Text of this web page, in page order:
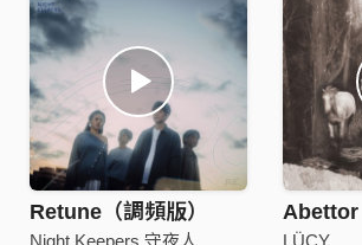
Retune（調頻版）
Night Keepers 守夜人
Abettor
LÜCY